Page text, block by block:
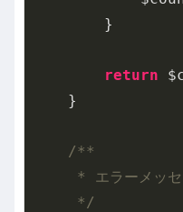
        }
return
    }
/**
* エラーメッセ
     */